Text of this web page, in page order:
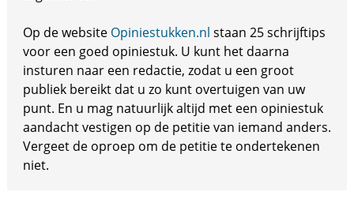
Op de website Opiniestukken.nl staan 25 schrijftips
voor een goed opiniestuk. U kunt het daarna
insturen naar een redactie, zodat u een groot
publiek bereikt dat u zo kunt overtuigen van uw
punt. En u mag natuurlijk altijd met een opiniestuk
aandacht vestigen op de petitie van iemand anders.
Vergeet de oproep om de petitie te ondertekenen
niet.